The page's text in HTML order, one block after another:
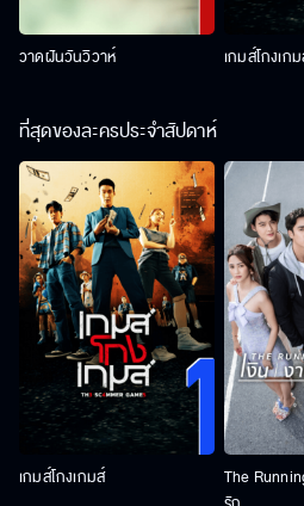
วาดฝันวันวิวาห์ เกมส์โกงเก
ที่สุดของละครประจำสัปดาห์
เกมส์โกงเกมส์
The